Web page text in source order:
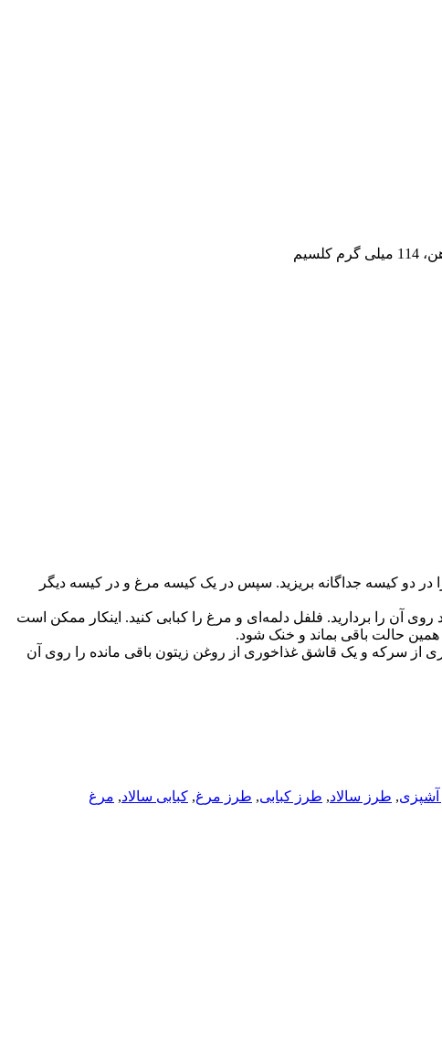
در دو کیسه جداگانه بریزید. سپس در یک کیسه مرغ و در کیسه دیگر
آن را بردارید. فلفل دلمه‌ای و مرغ را کبابی کنید. اینکار ممکن است
از سرکه و یک قاشق غذاخوری از روغن زیتون باقی مانده را روی آن
آشپزی, طرز سالاد, طرز کبابی, طرز مرغ, کبابی سالاد, مرغ